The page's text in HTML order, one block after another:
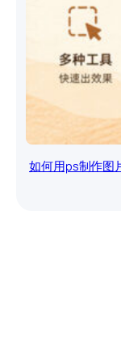
如何用ps制作图